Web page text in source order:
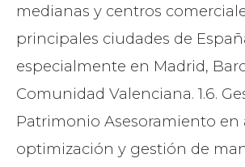
medianas y centros
principales ciudades de
especialmente en Madrid,
Comunidad Valenciana. 1.6.
Patrimonio Asesoramiento en
optimización y gestión de